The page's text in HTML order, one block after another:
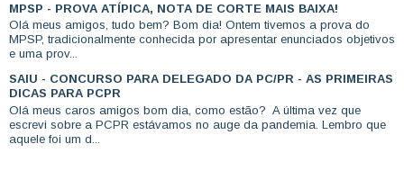
MPSP - PROVA ATÍPICA, NOTA DE CORTE MAIS BAIXA!
Olá meus amigos, tudo bem? Bom dia! Ontem tivemos a prova do
MPSP, tradicionalmente conhecida por apresentar enunciados objetivos
e uma prov...
SAIU - CONCURSO PARA DELEGADO DA PC/PR - AS PRIMEIRAS
DICAS PARA PCPR
Olá meus caros amigos bom dia, como estão? A última vez que
escrevi sobre a PCPR estávamos no auge da pandemia. Lembro que
aquele foi um d...